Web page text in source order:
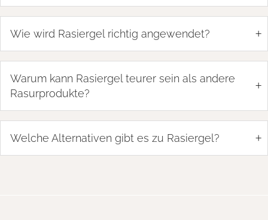
Wie wird Rasiergel richtig angewendet? +
Warum kann Rasiergel teurer sein als andere
Rasurprodukte?
+
Welche Alternativen gibt es zu Rasiergel? +